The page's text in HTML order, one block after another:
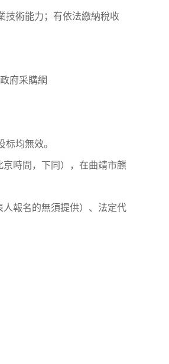
技術能力；有依法繳納稅收
府采購網
均無效。
京時間，下同），在曲靖市麒
報名的無須提供）、法定代